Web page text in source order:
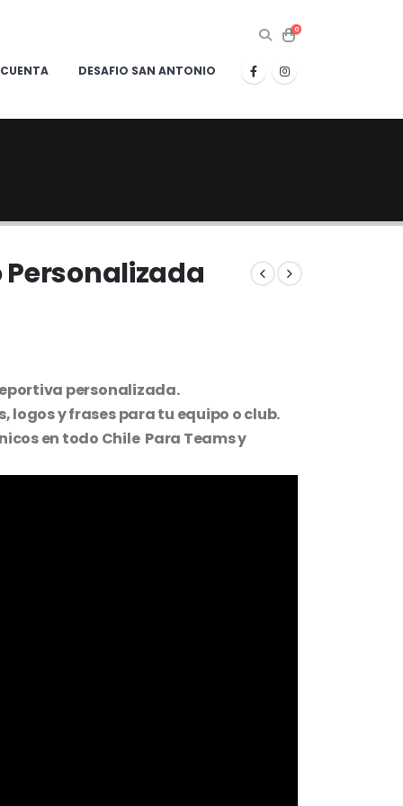
0
DESAFIO SAN ANTONIO
personalizada.
logos y frases para tu equipo o club.
en todo Chile Para Teams y